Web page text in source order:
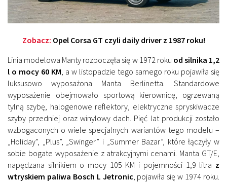
Zobacz: Opel Corsa GT czyli daily driver z 1987 roku!
Linia modelowa Manty rozpoczęła się w 1972 roku od silnika 1,2
l o mocy 60 KM , a w listopadzie tego samego roku pojawiła się
luksusowo wyposażona Manta Berlinetta. Standardowe
wyposażenie obejmowało sportową kierownicę, ogrzewaną
tylną szybę, halogenowe reflektory, elektryczne spryskiwacze
szyby przedniej oraz winylowy dach. Pięć lat produkcji zostało
wzbogaconych o wiele specjalnych wariantów tego modelu –
„Holiday”, „Plus”, „Swinger” i „Summer Bazar”, które łączyły w
sobie bogate wyposażenie z atrakcyjnymi cenami. Manta GT/E,
napędzana silnikiem o mocy 105 KM i pojemności 1,9 litra z
wtryskiem paliwa Bosch L Jetronic , pojawiła się w 1974 roku.